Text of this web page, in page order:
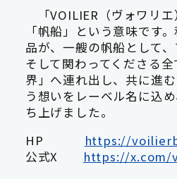
「VOILIER（ヴォワリ
「帆船」という意味です
品が、一艘の帆船として、
そして関わってくださる
界」へ連れ出し、共に進
う想いをレーベル名に込
ち上げました。
HP https://
公式X https://